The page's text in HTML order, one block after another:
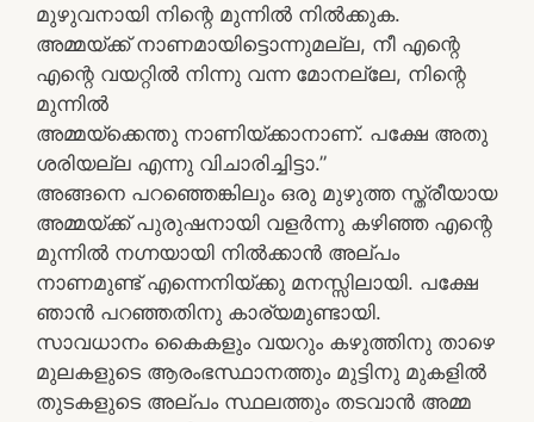
മുഴുവനായി നിന്റെ മുന്നിൽ നിൽക്കുക.
അമ്മയ്ക്ക് നാണമായിട്ടൊന്നുമല്ല, നീ എന്റെ
എന്റെ വയറ്റിൽ നിന്നു വന്ന മോനല്ലേ, നിന്റെ
മുന്നിൽ
അമ്മയ്ക്കെന്തു നാണിയ്ക്കാനാണ്. പക്ഷേ അതു
ശരിയല്ല എന്നു വിചാരിച്ചിട്ടാ.”
അങ്ങനെ പറഞ്ഞെങ്കിലും ഒരു മുഴുത്ത സ്ത്രീയായ
അമ്മയ്ക്ക് പുരുഷനായി വളർന്നു കഴിഞ്ഞ എന്റെ
മുന്നിൽ നഗ്നയായി നിൽക്കാൻ അല്പം
നാണമുണ്ട് എന്നെനിയ്ക്കു മനസ്സിലായി. പക്ഷേ
ഞാൻ പറഞ്ഞതിനു കാര്യമുണ്ടായി.
സാവധാനം കൈകളും വയറും കഴുത്തിനു താഴെ
മുലകളുടെ ആരംഭസ്ഥാനത്തും മുട്ടിനു മുകളിൽ
തുടകളുടെ അല്പം സ്ഥലത്തും തടവാൻ അമ്മ